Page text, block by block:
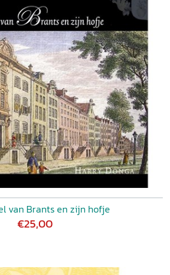
van Brants en zijn hofje
€25,00